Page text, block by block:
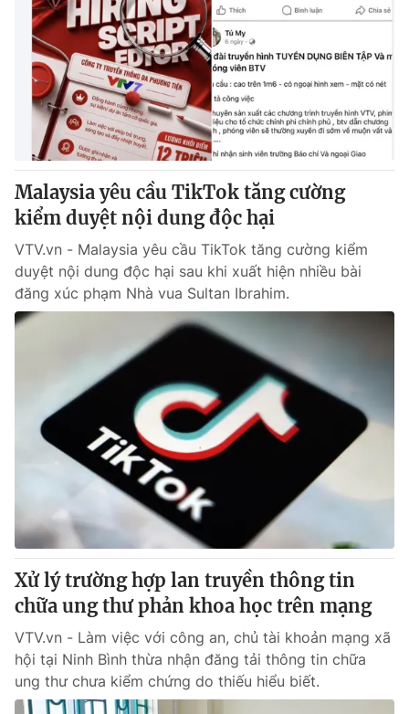
Malaysia yêu cầu TikTok tăng cường
kiểm duyệt nội dung độc hại
VTV.vn - Malaysia yêu cầu TikTok tăng cường kiểm
duyệt nội dung độc hại sau khi xuất hiện nhiều bài
đăng xúc phạm Nhà vua Sultan Ibrahim.
Xử lý trường hợp lan truyền thông tin
chữa ung thư phản khoa học trên mạng
VTV.vn - Làm việc với công an, chủ tài khoản mạng xã
hội tại Ninh Bình thừa nhận đăng tải thông tin chữa
ung thư chưa kiểm chứng do thiếu hiểu biết.